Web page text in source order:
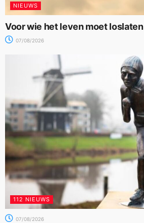
NIEUWS
Voor wie het leven moet loslaten
07/08/2026
112 NIEUWS
07/08/2026